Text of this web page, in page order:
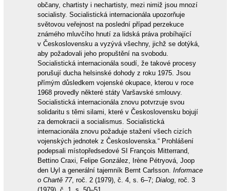
občany, chartisty i nechartisty, mezi nimiž jsou mnozí
socialisty. Socialistická internacionála upozorňuje
světovou veřejnost na poslední případ perzekuce
známého mluvčího hnutí za lidská práva probíhající
v Československu a vyzývá všechny, jichž se dotýká,
aby požadovali jeho propuštění na svobodu.
Socialistická internacionála soudí, že takové procesy
porušují ducha helsinské dohody z roku 1975. Jsou
přímým důsledkem vojenské okupace, kterou v roce
1968 provedly některé státy Varšavské smlouvy.
Socialistická internacionála znovu potvrzuje svou
solidaritu s těmi silami, které v Československu bojují
za demokracii a socialismus. Socialistická
internacionála znovu požaduje stažení všech cizích
vojenských jednotek z Československa.“ Prohlášení
podepsali místopředsedové SI François Mitterrand,
Bettino Craxi, Felipe González, Irène Pétryová, Joop
den Uyl a generální tajemník Bernt Carlsson. Informace
o Chartě 77, roč. 2 (1979), č. 4, s. 6–7; Dialog, roč. 3
(1979), č. 1, s. 50–51.